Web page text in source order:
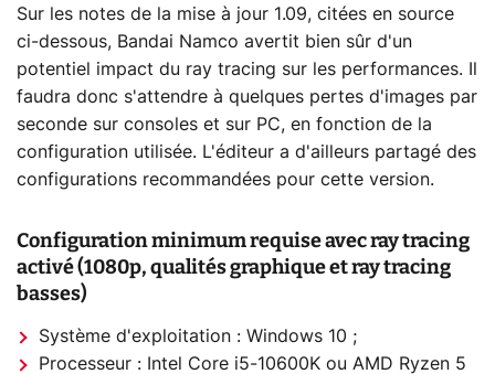
Sur les notes de la mise à jour 1.09, citées en source
ci-dessous, Bandai Namco avertit bien sûr d'un
potentiel impact du ray tracing sur les performances. Il
faudra donc s'attendre à quelques pertes d'images par
seconde sur consoles et sur PC, en fonction de la
configuration utilisée. L'éditeur a d'ailleurs partagé des
configurations recommandées pour cette version.
Configuration minimum requise avec ray tracing
activé (1080p, qualités graphique et ray tracing
basses)
Système d'exploitation : Windows 10 ;
Processeur : Intel Core i5-10600K ou AMD Ryzen 5